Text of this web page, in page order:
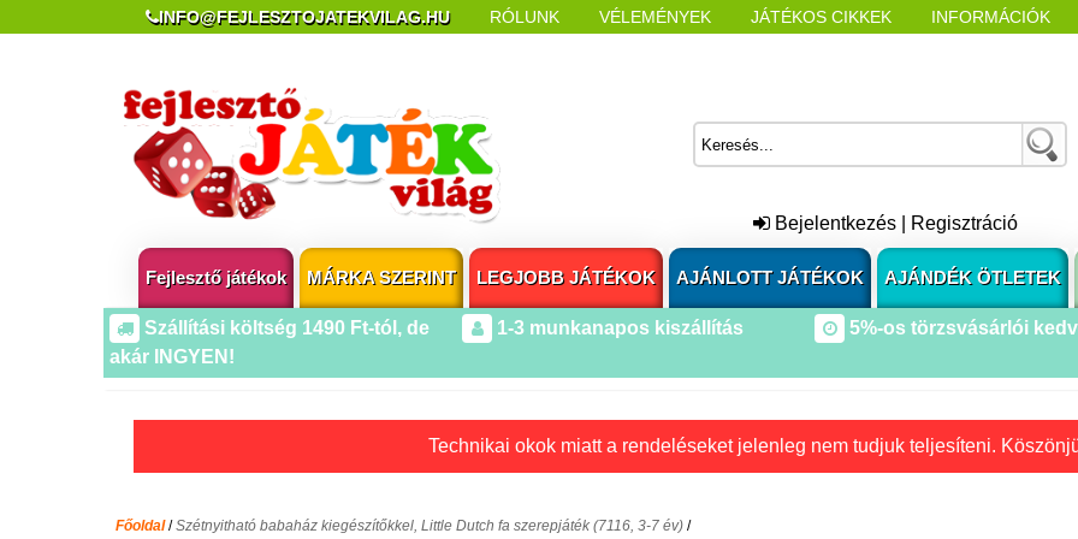
INFO@FEJLESZTOJATEKVILAG.HU RÓLUNK VÉLEMÉNYEK JÁTÉKOS CIKKEK INFORMÁCIÓK
Bejelentkezés Regisztráció
Fejlesztő játékok MÁRKA SZERINT LEGJOBB JÁTÉKOK AJÁNLOTT JÁTÉKOK AJÁNDÉK ÖTLETEK
Szállítási költség 1490 Ft-tól, de
akár INGYEN!
1-3 munkanapos kiszállítás 5%-os törzsvásárlói
Technikai okok miatt a rendeléseket jelenleg nem tudjuk teljesíteni.
Főoldal/Szétnyitható babaház kiegészítőkkel, Little Dutch fa szerepjáték (7116, 3-7 év) /